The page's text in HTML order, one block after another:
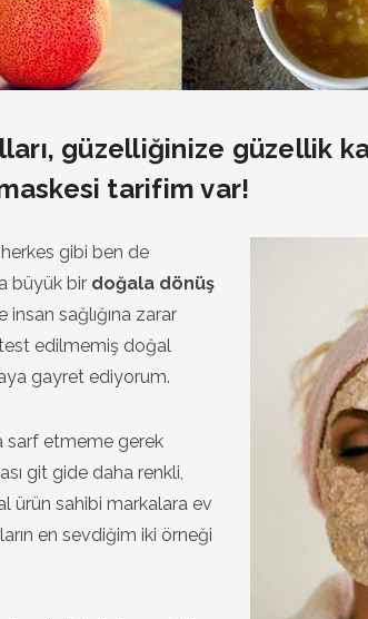
güzelliğinize güzellik
tarifim var!
gibi ben de
büyük bir doğala dönüş
sağlığına zarar
edilmemiş doğal
gayret ediyorum.
sarf etmeme gerek
git gide daha renkli,
ürün sahibi markalara ev
en sevdiğim iki örneği